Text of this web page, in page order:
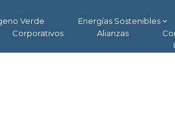
Verde Energías Sostenibles
Corporativos Alianzas